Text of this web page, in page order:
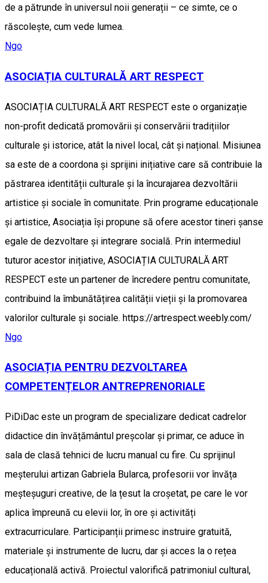
de a pătrunde în universul noii generații – ce simte, ce o
răscolește, cum vede lumea.
Ngo
ASOCIAȚIA CULTURALĂ ART RESPECT
ASOCIAȚIA CULTURALĂ ART RESPECT este o organizație
non-profit dedicată promovării și conservării tradițiilor
culturale și istorice, atât la nivel local, cât și național. Misiunea
sa este de a coordona și sprijini inițiative care să contribuie la
păstrarea identității culturale și la încurajarea dezvoltării
artistice și sociale în comunitate. Prin programe educaționale
și artistice, Asociația își propune să ofere acestor tineri șanse
egale de dezvoltare și integrare socială. Prin intermediul
tuturor acestor inițiative, ASOCIAȚIA CULTURALĂ ART
RESPECT este un partener de încredere pentru comunitate,
contribuind la îmbunătățirea calității vieții și la promovarea
valorilor culturale și sociale. https://artrespect.weebly.com/
Ngo
ASOCIAȚIA PENTRU DEZVOLTAREA
COMPETENȚELOR ANTREPRENORIALE
PiDiDac este un program de specializare dedicat cadrelor
didactice din învățământul preșcolar și primar, ce aduce în
sala de clasă tehnici de lucru manual cu fire. Cu sprijinul
meșterului artizan Gabriela Bularca, profesorii vor învăța
meșteșuguri creative, de la țesut la croșetat, pe care le vor
aplica împreună cu elevii lor, în ore și activități
extracurriculare. Participanții primesc instruire gratuită,
materiale și instrumente de lucru, dar și acces la o rețea
educațională activă. Proiectul valorifică patrimoniul cultural,